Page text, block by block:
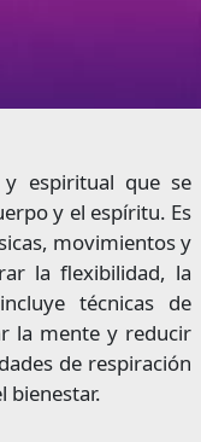
espiritual que se
y el espíritu. Es
movimientos y
la flexibilidad, la
técnicas de
la mente y reducir
de respiración
bienestar.